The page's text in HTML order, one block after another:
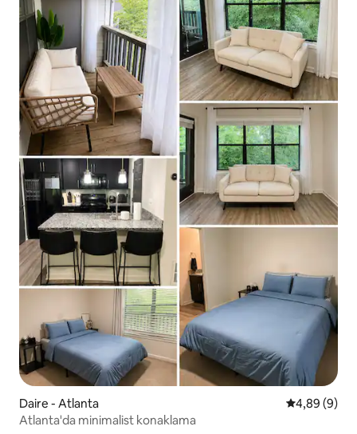
Daire - Atlanta 5 üzerinden
4,89 (9)
Atlanta'da minimalist konaklama